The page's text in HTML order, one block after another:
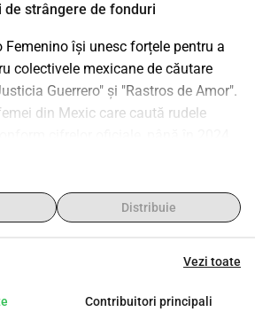
de strângere de fonduri
își unesc forțele pentru a
colectivele mexicane de căutare
Guerrero" și "Rastros de Amor".
din Mexic care caută rudele
au dispărut și rămân
din cadrul instituțiilor
un obstacol în a solicita o
în Mexic s-au alăturat mai
Distribuie
Vezi toate
Contribuitori principali